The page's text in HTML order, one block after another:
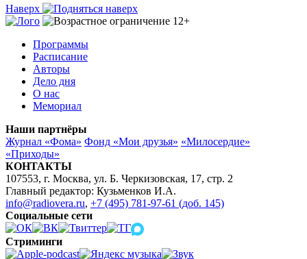
Наверх
Программы
Расписание
Авторы
Дело дня
О нас
Мемориал
Наши партнёры
Журнал «Фома» Фонд «Мои друзья» «Милосердие»
«Приходы»
КОНТАКТЫ
107553, г. Москва, ул. Б. Черкизовская, 17, стр. 2
Главный редактор: Кузьменков И.А.
info@radiovera.ru, +7 (495) 781-97-61 (доб. 145)
Социальные сети
Стриминги